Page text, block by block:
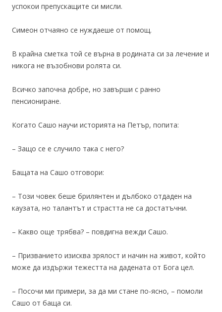
успокои препускащите си мисли.
Симеон отчаяно се нуждаеше от помощ.
В крайна сметка той се върна в родината си за лечение и
никога не възобнови ролята си.
Всичко започна добре, но завърши с ранно
пенсиониране.
Когато Сашо научи историята на Петър, попита:
– Защо се е случило така с него?
Бащата на Сашо отговори:
– Този човек беше брилянтен и дълбоко отдаден на
каузата, но талантът и страстта не са достатъчни.
– Какво още трябва? – повдигна вежди Сашо.
– Призванието изисква зрялост и начин на живот, който
може да издържи тежестта на дадената от Бога цел.
– Посочи ми примери, за да ми стане по-ясно, – помоли
Сашо от баща си.